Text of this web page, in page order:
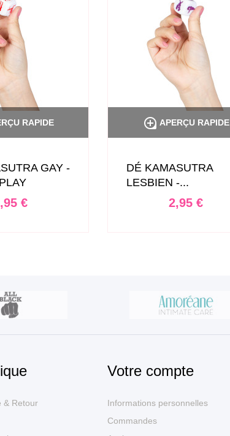
RAPIDE
GAY -
€
 APERÇU RAPIDE
DÉ KAMASUTRA
LESBIEN -...
Prix
2,95 €
& Retour
Votre compte
Informations personnelles
Commandes